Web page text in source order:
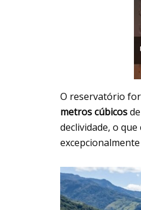
O reservatório
metros cúbicos
declividade, o